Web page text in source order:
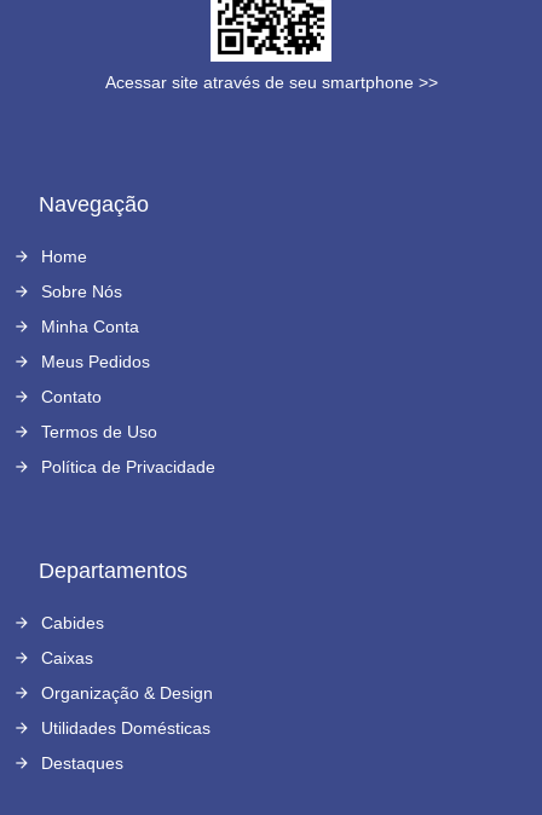
Acessar site através de seu smartphone >>
Navegação
Home
Sobre Nós
Minha Conta
Meus Pedidos
Contato
Termos de Uso
Política de Privacidade
Departamentos
Cabides
Caixas
Organização & Design
Utilidades Domésticas
Destaques